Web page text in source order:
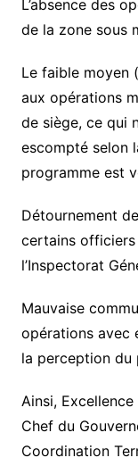
L’absence des
de la zone sous
Le faible moyen
aux opérations
de siège, ce qui
escompté selon
programme est
Détournement
certains
l’Inspectorat
Mauvaise
opérations avec
la perception du
Ainsi,
Chef du
Coordination